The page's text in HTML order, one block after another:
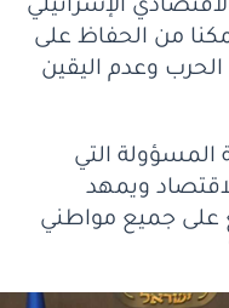
الإسرائيلي
من الحفاظ على
وعدم اليقين
المسؤولة التي
ويمهد
على جميع مواطني